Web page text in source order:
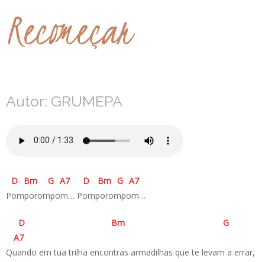
Recomeçar
Autor: GRUMEPA
D Bm G A7 D Bm G A7
Pomporompom… Pomporompom…
D Bm
G
A7
Quando em tua trilha encontras armadilhas que te levam a errar,